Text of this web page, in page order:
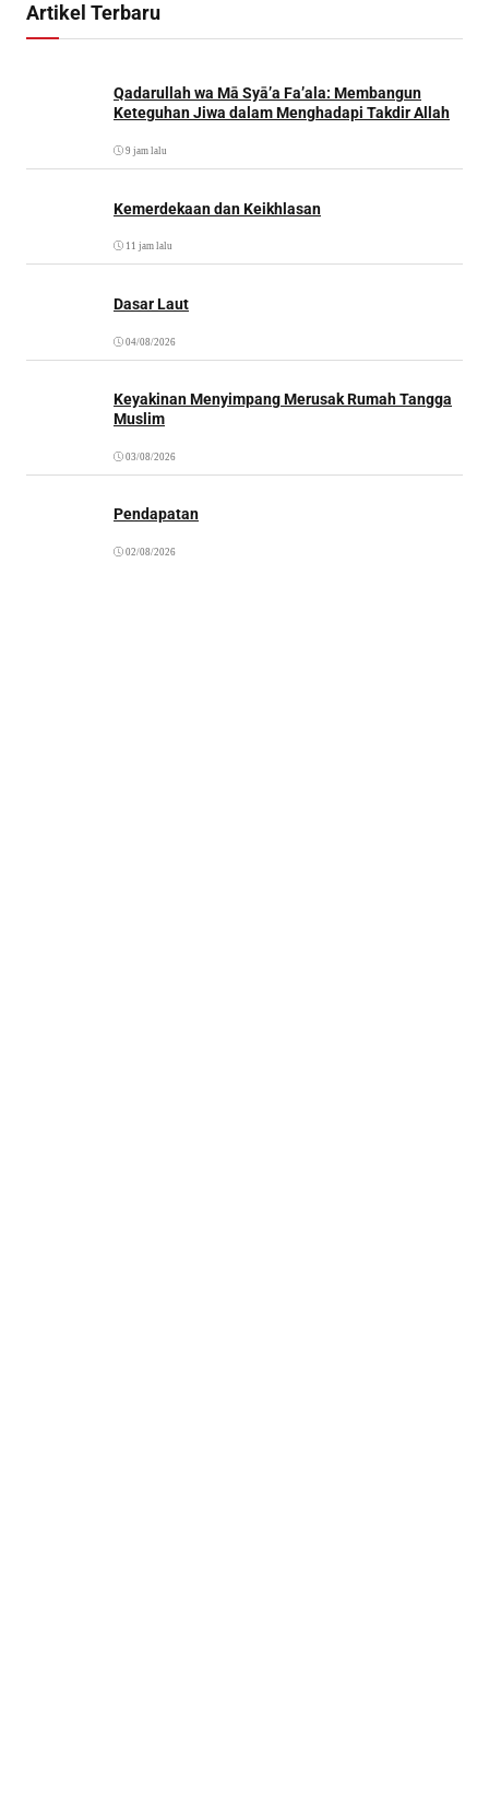
Artikel Terbaru
Qadarullah wa Mā Syā’a Fa’ala: Membangun
Keteguhan Jiwa dalam Menghadapi Takdir Allah
9 jam lalu
Kemerdekaan dan Keikhlasan
11 jam lalu
Dasar Laut
04/08/2026
Keyakinan Menyimpang Merusak Rumah Tangga
Muslim
03/08/2026
Pendapatan
02/08/2026